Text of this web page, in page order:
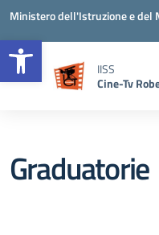
Open toolbar
Vai ai contenuti
Vai al menu di navigazione
Vai al footer
Ministero dell'Istruzione e del
IISS
Cine-Tv
Graduatorie